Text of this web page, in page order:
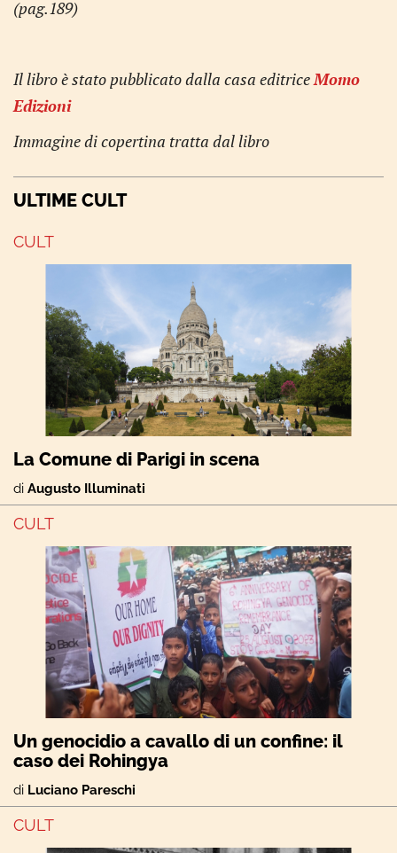
(pag.189)
Il libro è stato pubblicato dalla casa editriceMomo
Edizioni
Immagine di copertina tratta dal libro
ULTIME CULT
CULT
La Comune di Parigi in scena
di Augusto Illuminati
CULT
Un genocidio a cavallo di un confine: il
caso dei Rohingya
di Luciano Pareschi
CULT